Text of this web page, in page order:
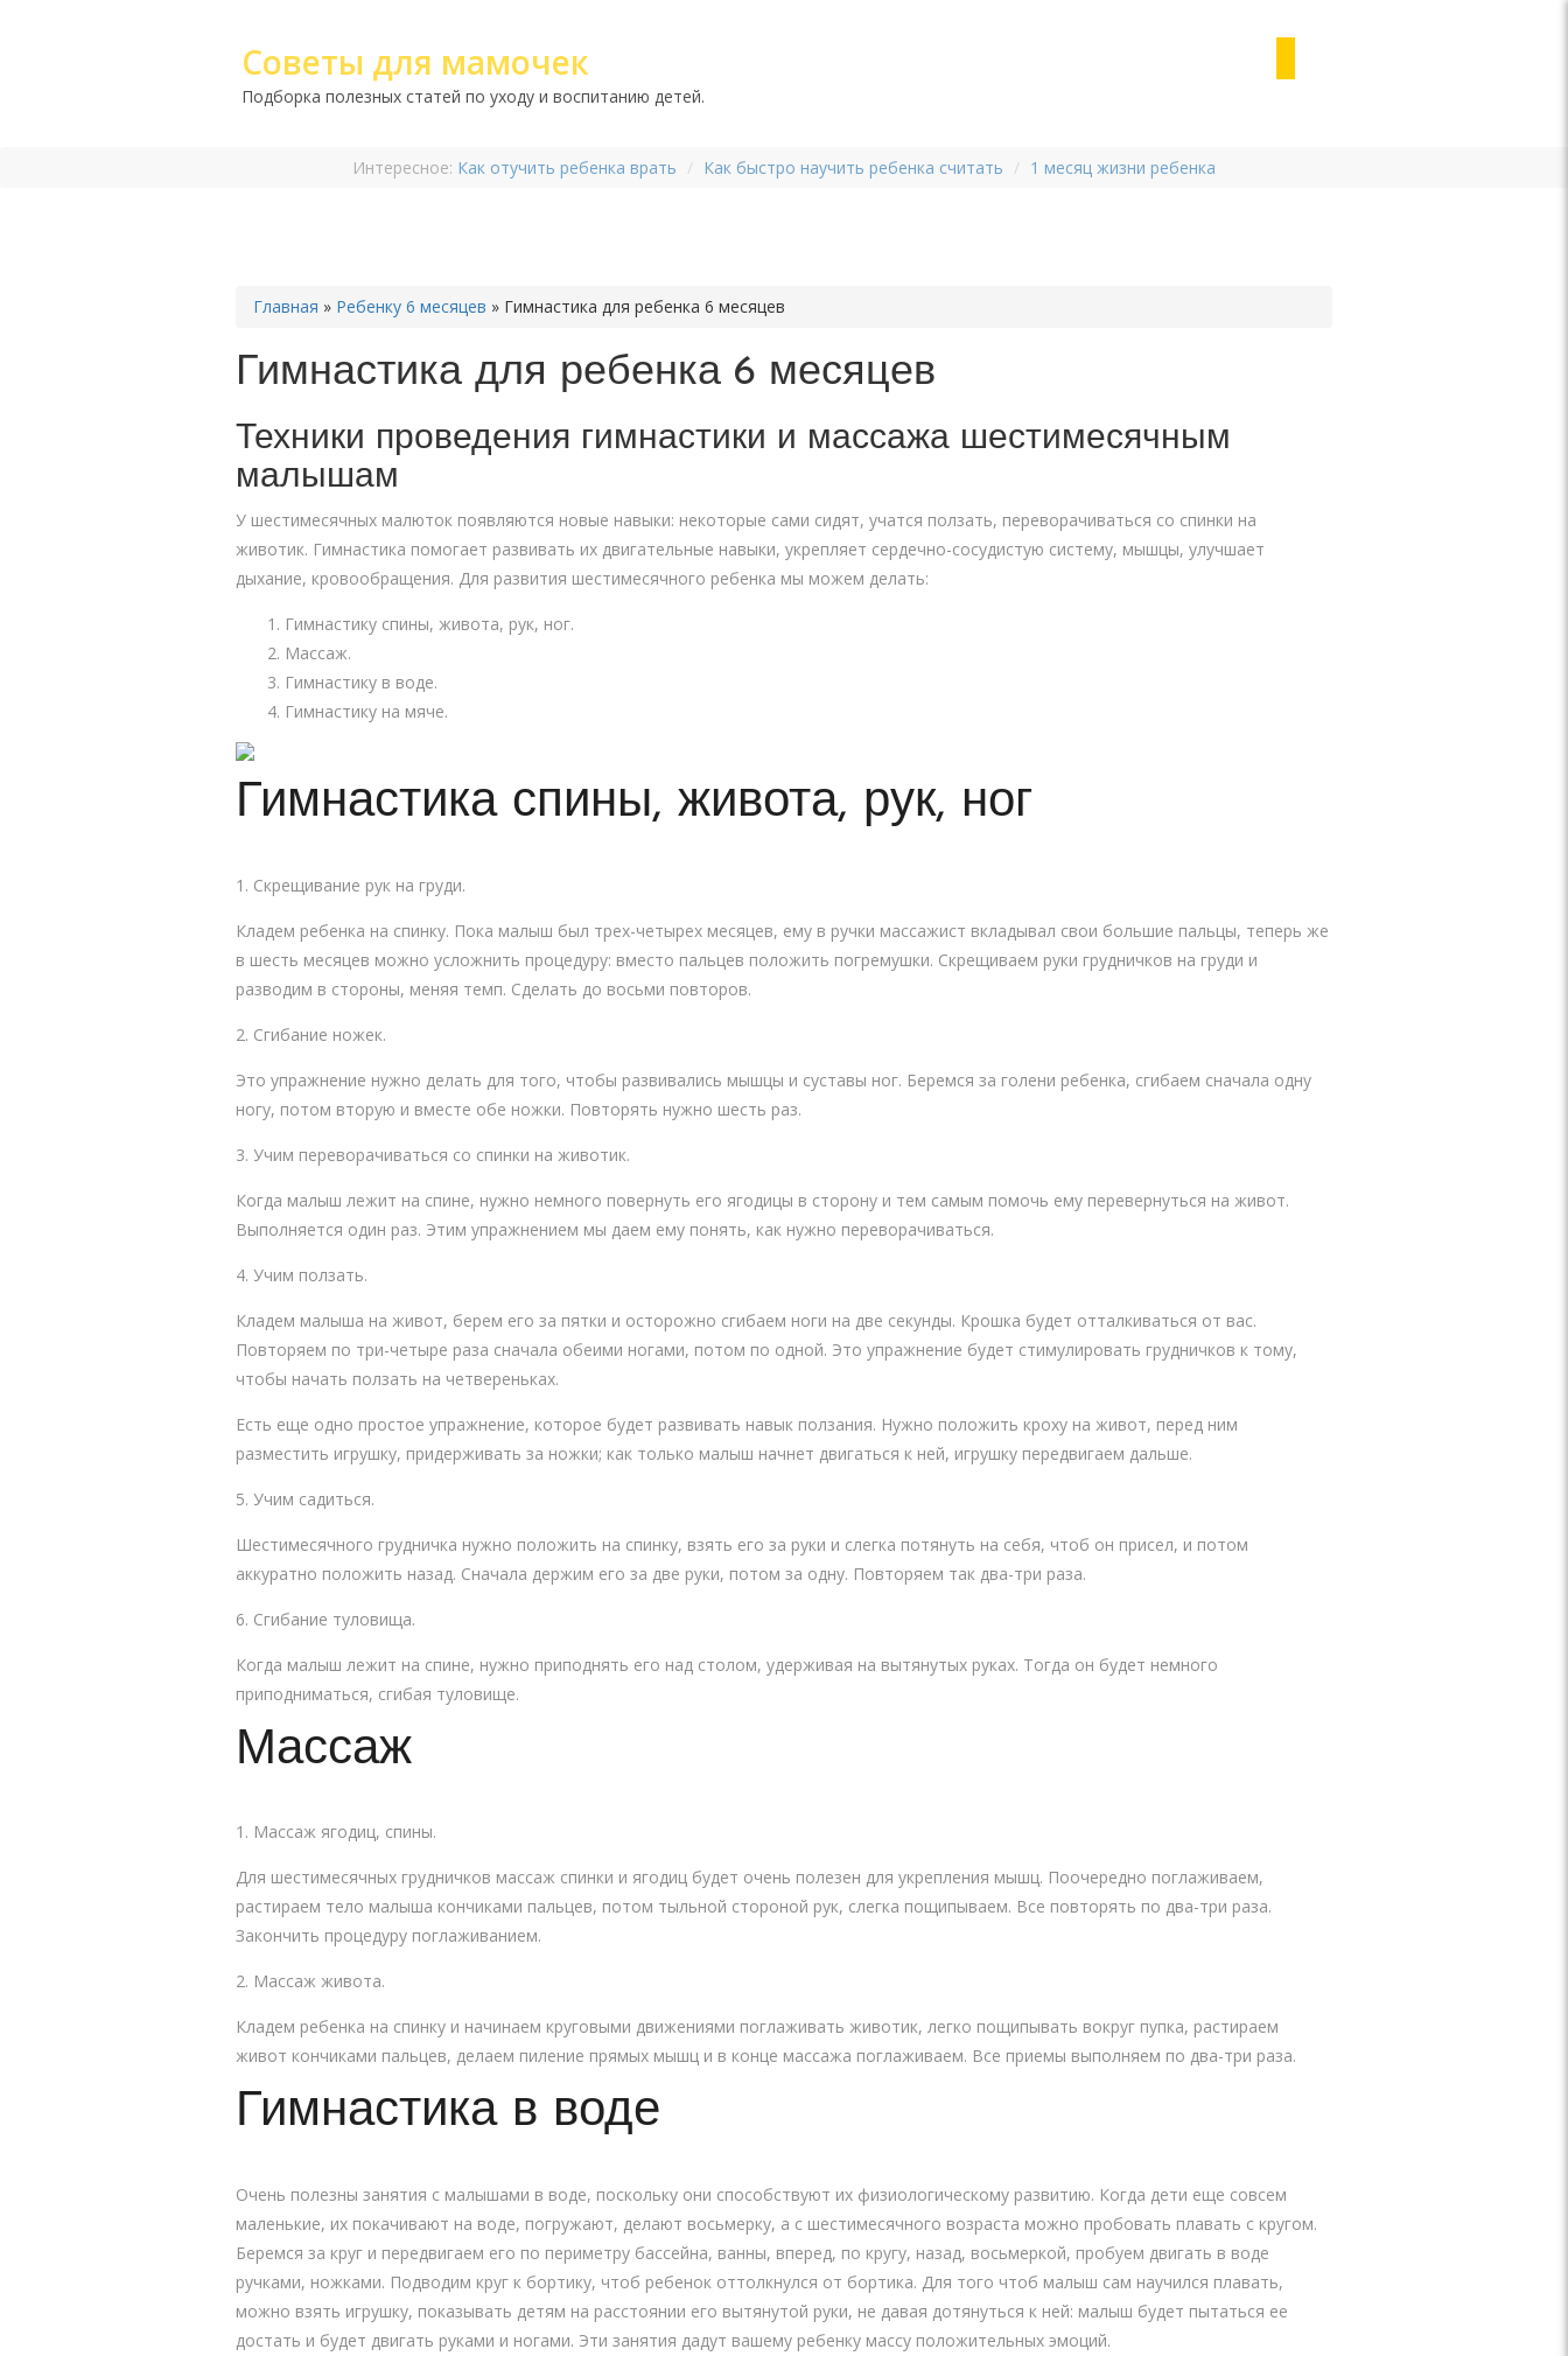
Советы для мамочек
Подборка полезных статей по уходу и воспитанию детей.
Интересное: Как отучить ребенка врать Как быстро научить ребенка считать 1 месяц жизни ребенка
Главная » Ребенку 6 месяцев » Гимнастика для ребенка 6 месяцев
Гимнастика для ребенка 6 месяцев
Техники проведения гимнастики и массажа шестимесячным
малышам
У шестимесячных малюток появляются новые навыки: некоторые сами сидят, учатся ползать, переворачиваться со спинки на
животик. Гимнастика помогает развивать их двигательные навыки, укрепляет сердечно-сосудистую систему, мышцы, улучшает
дыхание, кровообращения. Для развития шестимесячного ребенка мы можем делать:
Гимнастику спины, живота, рук, ног.
Массаж.
Гимнастику в воде.
Гимнастику на мяче.
Гимнастика спины, живота, рук, ног
1. Скрещивание рук на груди.
Кладем ребенка на спинку. Пока малыш был трех-четырех месяцев, ему в ручки массажист вкладывал свои большие пальцы, теперь же
в шесть месяцев можно усложнить процедуру: вместо пальцев положить погремушки. Скрещиваем руки грудничков на груди и
разводим в стороны, меняя темп. Сделать до восьми повторов.
2. Сгибание ножек.
Это упражнение нужно делать для того, чтобы развивались мышцы и суставы ног. Беремся за голени ребенка, сгибаем сначала одну
ногу, потом вторую и вместе обе ножки. Повторять нужно шесть раз.
3. Учим переворачиваться со спинки на животик.
Когда малыш лежит на спине, нужно немного повернуть его ягодицы в сторону и тем самым помочь ему перевернуться на живот.
Выполняется один раз. Этим упражнением мы даем ему понять, как нужно переворачиваться.
4. Учим ползать.
Кладем малыша на живот, берем его за пятки и осторожно сгибаем ноги на две секунды. Крошка будет отталкиваться от вас.
Повторяем по три-четыре раза сначала обеими ногами, потом по одной. Это упражнение будет стимулировать грудничков к тому,
чтобы начать ползать на четвереньках.
Есть еще одно простое упражнение, которое будет развивать навык ползания. Нужно положить кроху на живот, перед ним
разместить игрушку, придерживать за ножки; как только малыш начнет двигаться к ней, игрушку передвигаем дальше.
5. Учим садиться.
Шестимесячного грудничка нужно положить на спинку, взять его за руки и слегка потянуть на себя, чтоб он присел, и потом
аккуратно положить назад. Сначала держим его за две руки, потом за одну. Повторяем так два-три раза.
6. Сгибание туловища.
Когда малыш лежит на спине, нужно приподнять его над столом, удерживая на вытянутых руках. Тогда он будет немного
приподниматься, сгибая туловище.
Массаж
1. Массаж ягодиц, спины.
Для шестимесячных грудничков массаж спинки и ягодиц будет очень полезен для укрепления мышц. Поочередно поглаживаем,
растираем тело малыша кончиками пальцев, потом тыльной стороной рук, слегка пощипываем. Все повторять по два-три раза.
Закончить процедуру поглаживанием.
2. Массаж живота.
Кладем ребенка на спинку и начинаем круговыми движениями поглаживать животик, легко пощипывать вокруг пупка, растираем
живот кончиками пальцев, делаем пиление прямых мышц и в конце массажа поглаживаем. Все приемы выполняем по два-три раза.
Гимнастика в воде
Очень полезны занятия с малышами в воде, поскольку они способствуют их физиологическому развитию. Когда дети еще совсем
маленькие, их покачивают на воде, погружают, делают восьмерку, а с шестимесячного возраста можно пробовать плавать с кругом.
Беремся за круг и передвигаем его по периметру бассейна, ванны, вперед, по кругу, назад, восьмеркой, пробуем двигать в воде
ручками, ножками. Подводим круг к бортику, чтоб ребенок оттолкнулся от бортика. Для того чтоб малыш сам научился плавать,
можно взять игрушку, показывать детям на расстоянии его вытянутой руки, не давая дотянуться к ней: малыш будет пытаться ее
достать и будет двигать руками и ногами. Эти занятия дадут вашему ребенку массу положительных эмоций.